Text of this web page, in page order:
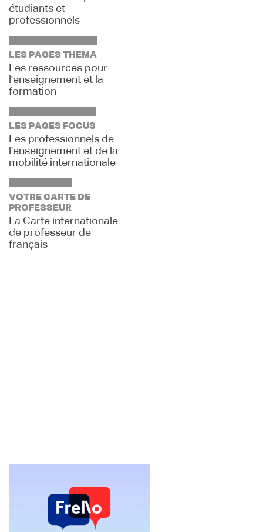
étudiants et
professionnels
LES PAGES THEMA
Les ressources pour
l'enseignement et la
formation
LES PAGES FOCUS
Les professionnels de
l'enseignement et de la
mobilité internationale
VOTRE CARTE DE
PROFESSEUR
La Carte internationale
de professeur de
français